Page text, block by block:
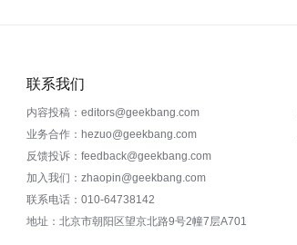
联系我们
内容投稿：editors@geekbang.com
业务合作：hezuo@geekbang.com
反馈投诉：feedback@geekbang.com
加入我们：zhaopin@geekbang.com
联系电话：010-64738142
地址：北京市朝阳区望京北路9号2幢7层A701